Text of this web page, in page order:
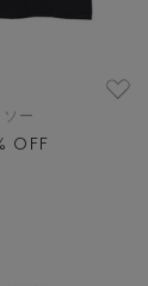
ー
OFF